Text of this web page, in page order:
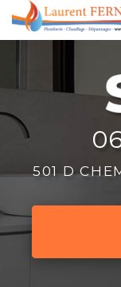
Aller
au
501 D